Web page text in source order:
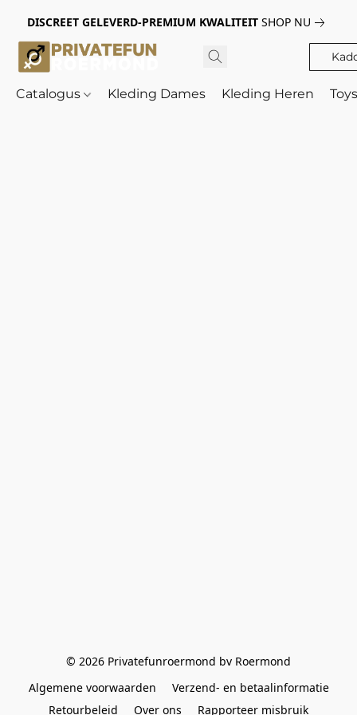
DISCREET GELEVERD-PREMIUM KWALITEIT SHOP NU
Catalogus Kleding Dames Kleding Heren
© 2026 Privatefunroermond bv Roermond
Algemene voorwaarden
Verzend- en betaalinformatie
Retourbeleid
Over ons Rapporteer misbruik